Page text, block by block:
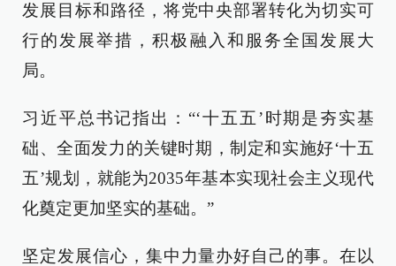
发展目标和路径，将党中央部署转化为切实可
行的发展举措，积极融入和服务全国发展大
局。
习近平总书记指出：“‘十五五’时期是夯实基
础、全面发力的关键时期，制定和实施好‘十五
五’规划，就能为2035年基本实现社会主义现代
化奠定更加坚实的基础。”
坚定发展信心，集中力量办好自己的事。在以